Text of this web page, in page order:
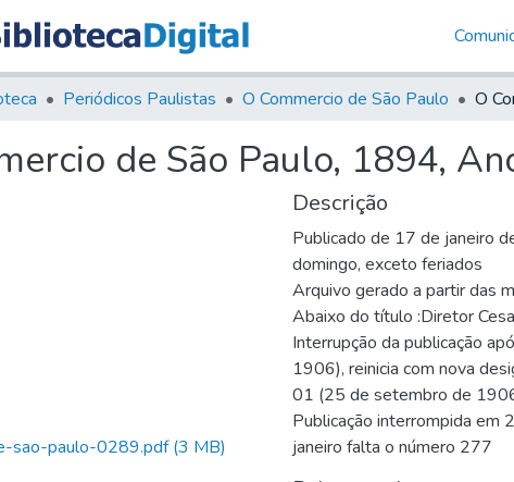
Periódicos Paulistas O Commercio de São Paulo
de São Paulo, 1894,
sao-paulo-0289.pdf(3 MB)
Descrição
Publicado de 17 de janeiro
domingo, exceto feriados
Arquivo gerado a partir das
Abaixo do título :Diretor
Interrupção da publicação
1906), reinicia com nova
01 (25 de setembro de
Publicação interrompida
janeiro falta o número 277